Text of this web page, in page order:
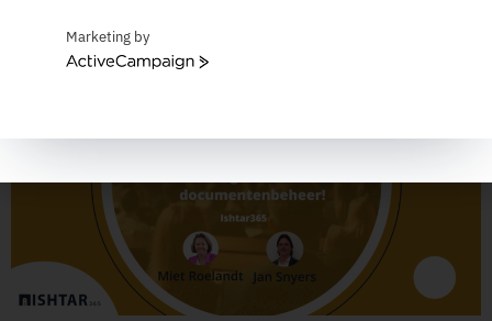
Marketing by
ActiveCampaign